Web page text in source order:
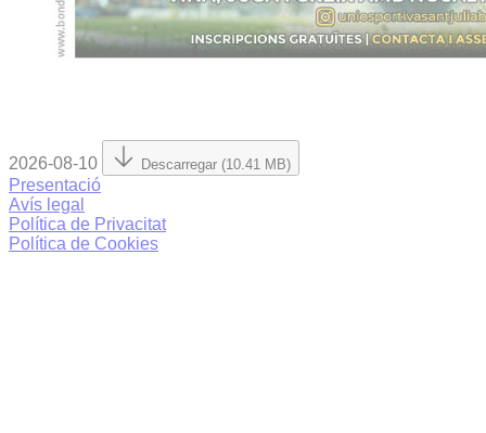
2026-08-10 Descarregar (10.41 MB)
Presentació
Avís legal
Política de Privacitat
Política de Cookies